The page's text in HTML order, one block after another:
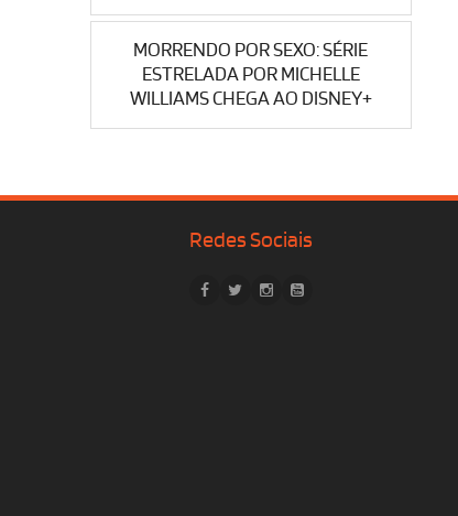
MORRENDO POR SEXO: SÉRIE
ESTRELADA POR MICHELLE
WILLIAMS CHEGA AO DISNEY+
Redes Sociais